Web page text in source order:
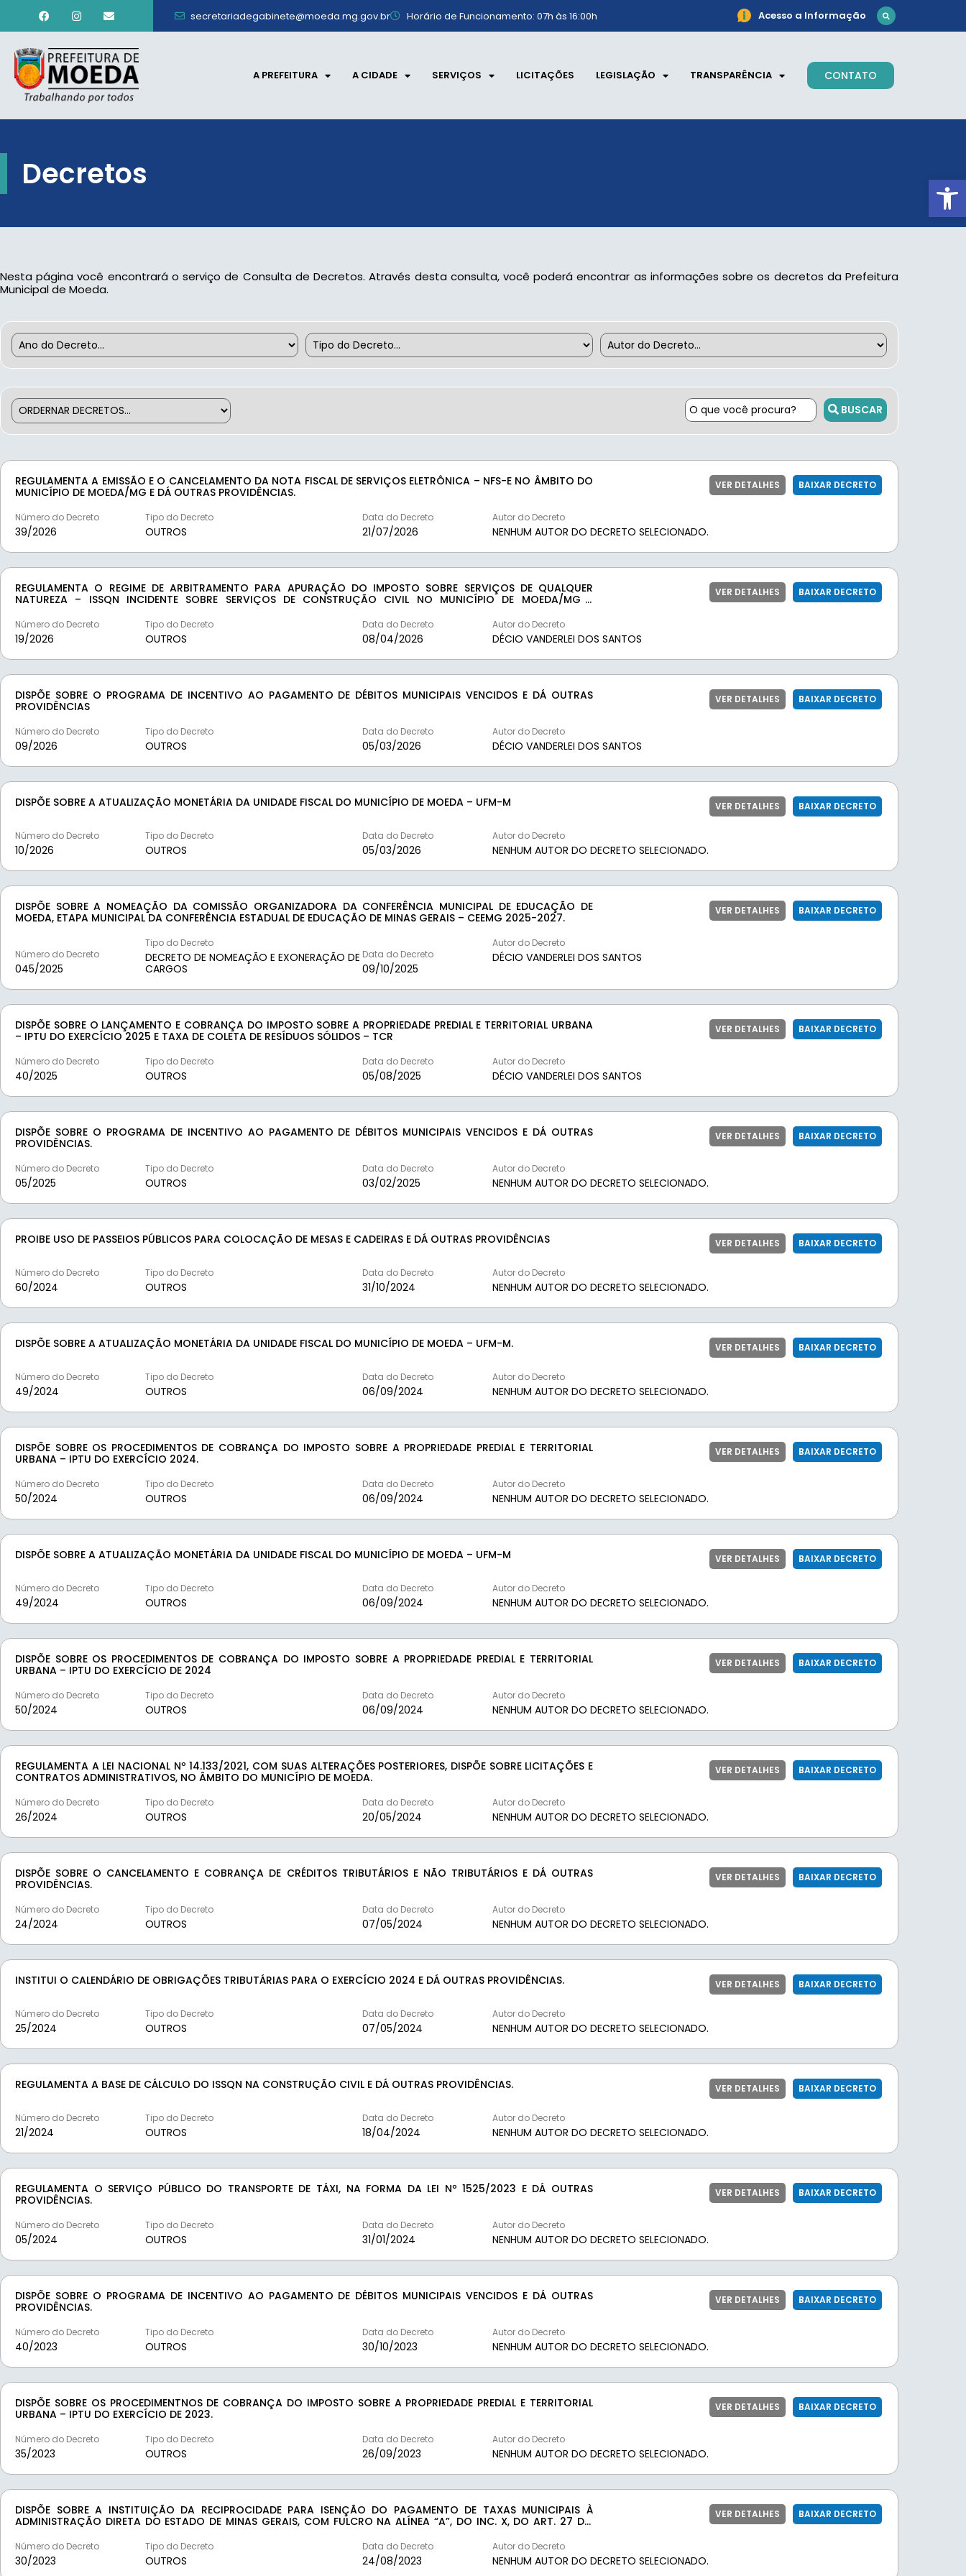
secretariadegabinete@moeda.mg.gov.br Horário de Funcionamento: 07h às 16:00h Acesso a Informação
A PREFEITURA A CIDADE SERVIÇOS LICITAÇÕES LEGISLAÇÃO TRANSPARÊNCIA CONTATO
Decretos
Nesta página você encontrará o serviço de Consulta de Decretos. Através desta consulta, você poderá encontrar as informações sobre os decretos da Prefeitura
Municipal de Moeda.
BUSCAR
REGULAMENTA A EMISSÃO E O CANCELAMENTO DA NOTA FISCAL DE SERVIÇOS ELETRÔNICA – NFS-E NO ÂMBITO DO
MUNICÍPIO DE MOEDA/MG E DÁ OUTRAS PROVIDÊNCIAS.
VER DETALHES BAIXAR DECRETO
Número do Decreto
39/2026
Tipo do Decreto
OUTROS
Data do Decreto
21/07/2026
Autor do Decreto
NENHUM AUTOR DO DECRETO SELECIONADO.
REGULAMENTA O REGIME DE ARBITRAMENTO PARA APURAÇÃO DO IMPOSTO SOBRE SERVIÇOS DE QUALQUER
NATUREZA – ISSQN INCIDENTE SOBRE SERVIÇOS DE CONSTRUÇÃO CIVIL NO MUNICÍPIO DE MOEDA/MG E
VER DETALHES BAIXAR DECRETO
Número do Decreto
19/2026
Tipo do Decreto
OUTROS
Data do Decreto
08/04/2026
Autor do Decreto
DÉCIO VANDERLEI DOS SANTOS
DISPÕE SOBRE O PROGRAMA DE INCENTIVO AO PAGAMENTO DE DÉBITOS MUNICIPAIS VENCIDOS E DÁ OUTRAS
PROVIDÊNCIAS
VER DETALHES BAIXAR DECRETO
Número do Decreto
09/2026
Tipo do Decreto
OUTROS
Data do Decreto
05/03/2026
Autor do Decreto
DÉCIO VANDERLEI DOS SANTOS
DISPÕE SOBRE A ATUALIZAÇÃO MONETÁRIA DA UNIDADE FISCAL DO MUNICÍPIO DE MOEDA – UFM-M VER DETALHES BAIXAR DECRETO
Número do Decreto
10/2026
Tipo do Decreto
OUTROS
Data do Decreto
05/03/2026
Autor do Decreto
NENHUM AUTOR DO DECRETO SELECIONADO.
DISPÕE SOBRE A NOMEAÇÃO DA COMISSÃO ORGANIZADORA DA CONFERÊNCIA MUNICIPAL DE EDUCAÇÃO DE
MOEDA, ETAPA MUNICIPAL DA CONFERÊNCIA ESTADUAL DE EDUCAÇÃO DE MINAS GERAIS – CEEMG 2025-2027.
VER DETALHES BAIXAR DECRETO
Número do Decreto
045/2025
Tipo do Decreto
DECRETO DE NOMEAÇÃO E EXONERAÇÃO DE
CARGOS
Data do Decreto
09/10/2025
Autor do Decreto
DÉCIO VANDERLEI DOS SANTOS
DISPÕE SOBRE O LANÇAMENTO E COBRANÇA DO IMPOSTO SOBRE A PROPRIEDADE PREDIAL E TERRITORIAL URBANA
– IPTU DO EXERCÍCIO 2025 E TAXA DE COLETA DE RESÍDUOS SÓLIDOS – TCR
VER DETALHES BAIXAR DECRETO
Número do Decreto
40/2025
Tipo do Decreto
OUTROS
Data do Decreto
05/08/2025
Autor do Decreto
DÉCIO VANDERLEI DOS SANTOS
DISPÕE SOBRE O PROGRAMA DE INCENTIVO AO PAGAMENTO DE DÉBITOS MUNICIPAIS VENCIDOS E DÁ OUTRAS
PROVIDÊNCIAS.
VER DETALHES BAIXAR DECRETO
Número do Decreto
05/2025
Tipo do Decreto
OUTROS
Data do Decreto
03/02/2025
Autor do Decreto
NENHUM AUTOR DO DECRETO SELECIONADO.
PROIBE USO DE PASSEIOS PÚBLICOS PARA COLOCAÇÃO DE MESAS E CADEIRAS E DÁ OUTRAS PROVIDÊNCIAS VER DETALHES BAIXAR DECRETO
Número do Decreto
60/2024
Tipo do Decreto
OUTROS
Data do Decreto
31/10/2024
Autor do Decreto
NENHUM AUTOR DO DECRETO SELECIONADO.
DISPÕE SOBRE A ATUALIZAÇÃO MONETÁRIA DA UNIDADE FISCAL DO MUNICÍPIO DE MOEDA – UFM-M. VER DETALHES BAIXAR DECRETO
Número do Decreto
49/2024
Tipo do Decreto
OUTROS
Data do Decreto
06/09/2024
Autor do Decreto
NENHUM AUTOR DO DECRETO SELECIONADO.
DISPÕE SOBRE OS PROCEDIMENTOS DE COBRANÇA DO IMPOSTO SOBRE A PROPRIEDADE PREDIAL E TERRITORIAL
URBANA – IPTU DO EXERCÍCIO 2024.
VER DETALHES BAIXAR DECRETO
Número do Decreto
50/2024
Tipo do Decreto
OUTROS
Data do Decreto
06/09/2024
Autor do Decreto
NENHUM AUTOR DO DECRETO SELECIONADO.
DISPÕE SOBRE A ATUALIZAÇÃO MONETÁRIA DA UNIDADE FISCAL DO MUNICÍPIO DE MOEDA – UFM-M VER DETALHES BAIXAR DECRETO
Número do Decreto
49/2024
Tipo do Decreto
OUTROS
Data do Decreto
06/09/2024
Autor do Decreto
NENHUM AUTOR DO DECRETO SELECIONADO.
DISPÕE SOBRE OS PROCEDIMENTOS DE COBRANÇA DO IMPOSTO SOBRE A PROPRIEDADE PREDIAL E TERRITORIAL
URBANA – IPTU DO EXERCÍCIO DE 2024
VER DETALHES BAIXAR DECRETO
Número do Decreto
50/2024
Tipo do Decreto
OUTROS
Data do Decreto
06/09/2024
Autor do Decreto
NENHUM AUTOR DO DECRETO SELECIONADO.
REGULAMENTA A LEI NACIONAL Nº 14.133/2021, COM SUAS ALTERAÇÕES POSTERIORES, DISPÕE SOBRE LICITAÇÕES E
CONTRATOS ADMINISTRATIVOS, NO ÂMBITO DO MUNICÍPIO DE MOEDA.
VER DETALHES BAIXAR DECRETO
Número do Decreto
26/2024
Tipo do Decreto
OUTROS
Data do Decreto
20/05/2024
Autor do Decreto
NENHUM AUTOR DO DECRETO SELECIONADO.
DISPÕE SOBRE O CANCELAMENTO E COBRANÇA DE CRÉDITOS TRIBUTÁRIOS E NÃO TRIBUTÁRIOS E DÁ OUTRAS
PROVIDÊNCIAS.
VER DETALHES BAIXAR DECRETO
Número do Decreto
24/2024
Tipo do Decreto
OUTROS
Data do Decreto
07/05/2024
Autor do Decreto
NENHUM AUTOR DO DECRETO SELECIONADO.
INSTITUI O CALENDÁRIO DE OBRIGAÇÕES TRIBUTÁRIAS PARA O EXERCÍCIO 2024 E DÁ OUTRAS PROVIDÊNCIAS. VER DETALHES BAIXAR DECRETO
Número do Decreto
25/2024
Tipo do Decreto
OUTROS
Data do Decreto
07/05/2024
Autor do Decreto
NENHUM AUTOR DO DECRETO SELECIONADO.
REGULAMENTA A BASE DE CÁLCULO DO ISSQN NA CONSTRUÇÃO CIVIL E DÁ OUTRAS PROVIDÊNCIAS. VER DETALHES BAIXAR DECRETO
Número do Decreto
21/2024
Tipo do Decreto
OUTROS
Data do Decreto
18/04/2024
Autor do Decreto
NENHUM AUTOR DO DECRETO SELECIONADO.
REGULAMENTA O SERVIÇO PÚBLICO DO TRANSPORTE DE TÁXI, NA FORMA DA LEI Nº 1525/2023 E DÁ OUTRAS
PROVIDÊNCIAS.
VER DETALHES BAIXAR DECRETO
Número do Decreto
05/2024
Tipo do Decreto
OUTROS
Data do Decreto
31/01/2024
Autor do Decreto
NENHUM AUTOR DO DECRETO SELECIONADO.
DISPÕE SOBRE O PROGRAMA DE INCENTIVO AO PAGAMENTO DE DÉBITOS MUNICIPAIS VENCIDOS E DÁ OUTRAS
PROVIDÊNCIAS.
VER DETALHES BAIXAR DECRETO
Número do Decreto
40/2023
Tipo do Decreto
OUTROS
Data do Decreto
30/10/2023
Autor do Decreto
NENHUM AUTOR DO DECRETO SELECIONADO.
DISPÕE SOBRE OS PROCEDIMENTNOS DE COBRANÇA DO IMPOSTO SOBRE A PROPRIEDADE PREDIAL E TERRITORIAL
URBANA – IPTU DO EXERCÍCIO DE 2023.
VER DETALHES BAIXAR DECRETO
Número do Decreto
35/2023
Tipo do Decreto
OUTROS
Data do Decreto
26/09/2023
Autor do Decreto
NENHUM AUTOR DO DECRETO SELECIONADO.
DISPÕE SOBRE A INSTITUIÇÃO DA RECIPROCIDADE PARA ISENÇÃO DO PAGAMENTO DE TAXAS MUNICIPAIS À
ADMINISTRAÇÃO DIRETA DO ESTADO DE MINAS GERAIS, COM FULCRO NA ALÍNEA “A”, DO INC. X, DO ART. 27 DO
VER DETALHES BAIXAR DECRETO
Número do Decreto
30/2023
Tipo do Decreto
OUTROS
Data do Decreto
24/08/2023
Autor do Decreto
NENHUM AUTOR DO DECRETO SELECIONADO.